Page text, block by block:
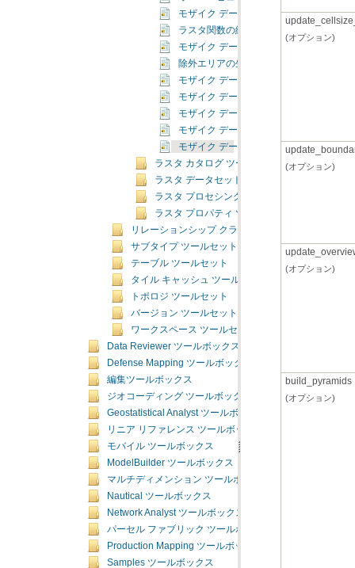
モザイク データセットの削除（Delete
ラスタ関数の編集（Edit Raster Function
モザイク データセット パスのエクスポ
除外エリアの生成（Generate Exclude
モザイク データセット ジオメトリのイ
モザイク データセットからラスタを削
モザイク データセット パスの修正（
モザイク データセット プロパティの設
モザイク データセットの同期（
ラスタ カタログ ツールセット
ラスタ データセット ツールセット
ラスタ プロセシング ツールセット
ラスタ プロパティ ツールセット
リレーションシップ クラス ツールセット
サブタイプ ツールセット
テーブル ツールセット
タイル キャッシュ ツールセット
トポロジ ツールセット
バージョン ツールセット
ワークスペース ツールセット
Data Reviewer ツールボックス
Defense Mapping ツールボックス
編集ツールボックス
ジオコーディング ツールボックス
Geostatistical Analyst ツールボックス
リニア リファレンス ツールボックス
モバイル ツールボックス
ModelBuilder ツールボックス
マルチディメンション ツールボックス
Nautical ツールボックス
Network Analyst ツールボックス
パーセル ファブリック ツールボックス
Production Mapping ツールボックス
Samples ツールボックス
(オプション)
(オプション)
(オプション)
build_pyramids
(オプション)